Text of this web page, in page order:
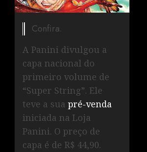
Confira.
A Panini divulgou a
capa nacional do
primeiro volume de
“Super String”. Ele
teve a sua pré-venda
iniciada na Loja
Panini. O preço de
capa é de R$ 44,90.